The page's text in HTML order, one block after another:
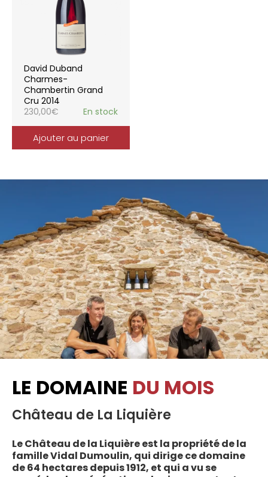
David Duband
Charmes-
Chambertin Grand
Cru 2014
230,00€ En stock
Ajouter au panier
LE DOMAINE DU MOIS
Château de La Liquière
Le Château de la Liquière est la propriété de la
famille Vidal Dumoulin, qui dirige ce domaine
de 64 hectares depuis 1912, et qui a vu se